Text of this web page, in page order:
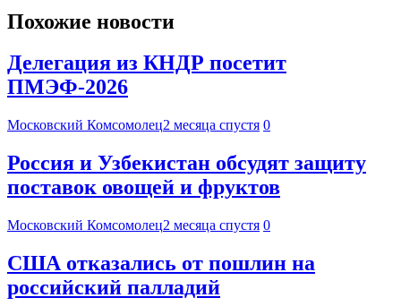
Похожие новости
Делегация из КНДР посетит
ПМЭФ-2026
Московский Комсомолец2 месяца спустя 0
Россия и Узбекистан обсудят защиту
поставок овощей и фруктов
Московский Комсомолец2 месяца спустя 0
США отказались от пошлин на
российский палладий